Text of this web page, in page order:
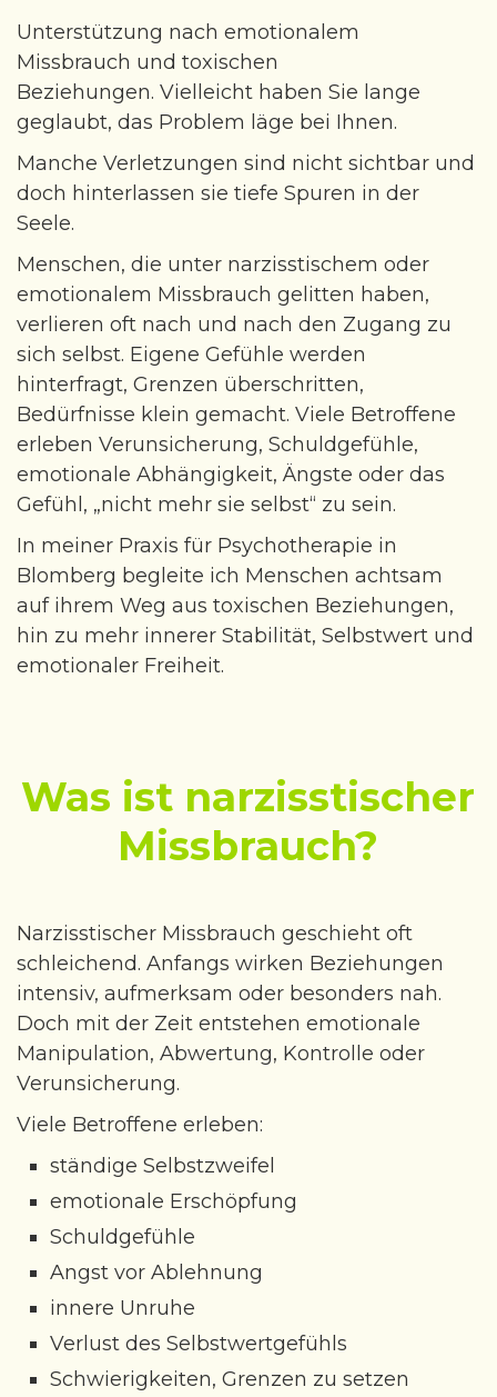
Raucherentwöhnung
Leistungsmotivation - Verbesserung
Trauer - Begleitung mit Hypnose
ADHS
Entspannung & Achtsamkeit
Kunsttherapie - Schreibtherapie
Lösungsfokussierte Kurzzeittherapie
Gesprächstherapie - Tiergestütze Begleitung
Therapeutische Kleingruppen
Transsensible Psychotherapie
Über mich
Angebote & Begleitung
Kontakt
Unterstützung nach emotionalem
Missbrauch und toxischen
Beziehungen. Vielleicht haben Sie lange
geglaubt, das Problem läge bei Ihnen.
Manche Verletzungen sind nicht sichtbar und
doch hinterlassen sie tiefe Spuren in der
Seele.
Menschen, die unter narzisstischem oder
emotionalem Missbrauch gelitten haben,
verlieren oft nach und nach den Zugang zu
sich selbst. Eigene Gefühle werden
hinterfragt, Grenzen überschritten,
Bedürfnisse klein gemacht. Viele Betroffene
erleben Verunsicherung, Schuldgefühle,
emotionale Abhängigkeit, Ängste oder das
Gefühl, „nicht mehr sie selbst“ zu sein.
In meiner Praxis für Psychotherapie in
Blomberg begleite ich Menschen achtsam
auf ihrem Weg aus toxischen Beziehungen,
hin zu mehr innerer Stabilität, Selbstwert und
emotionaler Freiheit.
Was ist narzisstischer
Missbrauch?
Narzisstischer Missbrauch geschieht oft
schleichend. Anfangs wirken Beziehungen
intensiv, aufmerksam oder besonders nah.
Doch mit der Zeit entstehen emotionale
Manipulation, Abwertung, Kontrolle oder
Verunsicherung.
Viele Betroffene erleben:
ständige Selbstzweifel
emotionale Erschöpfung
Schuldgefühle
Angst vor Ablehnung
innere Unruhe
Verlust des Selbstwertgefühls
Schwierigkeiten, Grenzen zu setzen